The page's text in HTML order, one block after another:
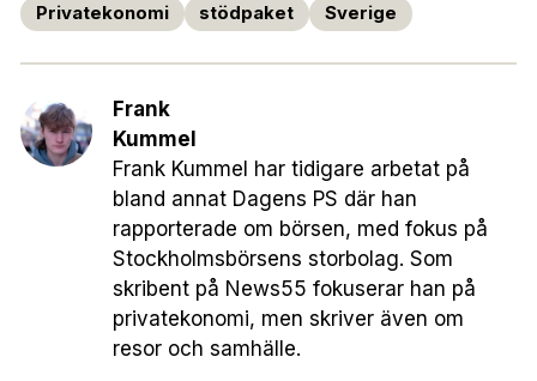
Privatekonomi
stödpaket Sverige
Frank
Kummel
Frank Kummel har tidigare arbetat på
bland annat Dagens PS där han
rapporterade om börsen, med fokus på
Stockholmsbörsens storbolag. Som
skribent på News55 fokuserar han på
privatekonomi, men skriver även om
resor och samhälle.